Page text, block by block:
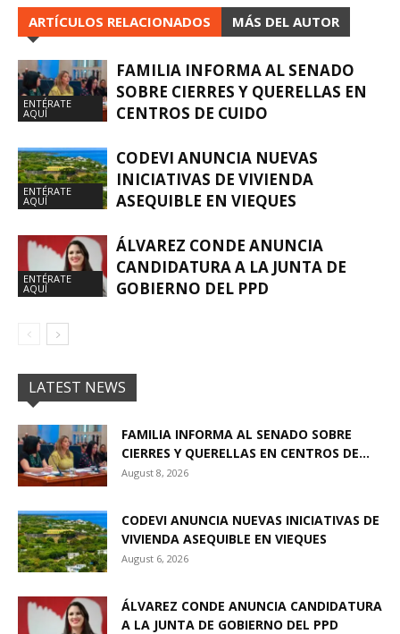
ARTÍCULOS RELACIONADOS MÁS DEL AUTOR
ENTÉRATE
AQUÍ
FAMILIA INFORMA AL SENADO
SOBRE CIERRES Y QUERELLAS EN
CENTROS DE CUIDO
ENTÉRATE
AQUÍ
CODEVI ANUNCIA NUEVAS
INICIATIVAS DE VIVIENDA
ASEQUIBLE EN VIEQUES
ENTÉRATE
AQUÍ
ÁLVAREZ CONDE ANUNCIA
CANDIDATURA A LA JUNTA DE
GOBIERNO DEL PPD
LATEST NEWS
FAMILIA INFORMA AL SENADO SOBRE
CIERRES Y QUERELLAS EN CENTROS DE...
August 8, 2026
CODEVI ANUNCIA NUEVAS INICIATIVAS DE
VIVIENDA ASEQUIBLE EN VIEQUES
August 6, 2026
ÁLVAREZ CONDE ANUNCIA CANDIDATURA
A LA JUNTA DE GOBIERNO DEL PPD